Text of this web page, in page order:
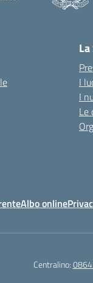
I
I
Le
Albo online
Centralino: